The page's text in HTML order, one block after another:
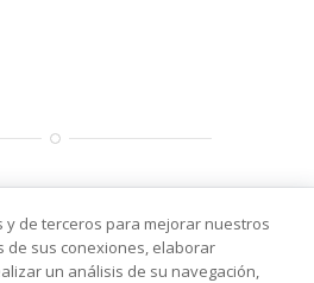
→
y de terceros para mejorar nuestros
de sus conexiones, elaborar
un análisis de su navegación,